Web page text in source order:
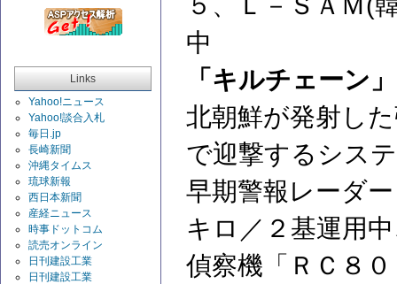
Links
Yahoo!ニュース
Yahoo!談合入札
毎日.jp
長崎新聞
沖縄タイムス
琉球新報
西日本新聞
産経ニュース
時事ドットコム
読売オンライン
日刊建設工業
日刊建設工業
中
「キルチェーン
北朝鮮が発射し
で迎撃するシス
早期警報レーダ
キロ／２基運用
偵察機「ＲＣ８